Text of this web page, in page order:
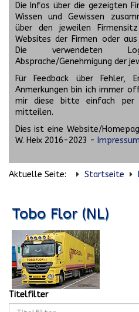
Die Infos über die gezeigten
Wissen und Gewissen
über den jeweilen
Websites der Firmen oder
Die verwendeten
Absprache/Genehmigung der
Für Feedback über Fehler,
Anmerkungen bin ich immer
mir diese bitte einfach per
mitteilen.
Dies ist eine Website/
W. Heix 2016-2023 -
Aktuelle Seite: Startseite
Tobo Flor (NL)
Titelfilter